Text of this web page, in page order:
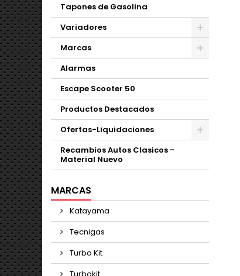
Tapones de Gasolina
Variadores
Marcas
Alarmas
Escape Scooter 50
Productos Destacados
Ofertas-Liquidaciones
Recambios Autos Clasicos -
Material Nuevo
MARCAS
Katayama
Tecnigas
Turbo Kit